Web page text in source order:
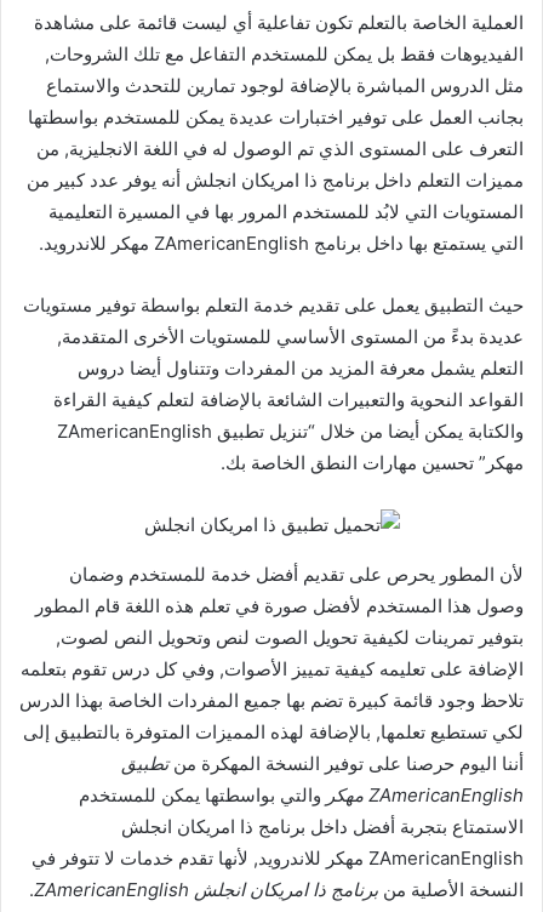
العملية الخاصة بالتعلم تكون تفاعلية أي ليست قائمة على مشاهدة
الفيديوهات فقط بل يمكن للمستخدم التفاعل مع تلك الشروحات,
مثل الدروس المباشرة بالإضافة لوجود تمارين للتحدث والاستماع
بجانب العمل على توفير اختبارات عديدة يمكن للمستخدم بواسطتها
التعرف على المستوى الذي تم الوصول له في اللغة الانجليزية, من
مميزات التعلم داخل برنامج ذا امريكان انجلش أنه يوفر عدد كبير من
المستويات التي لابُد للمستخدم المرور بها في المسيرة التعليمية
التي يستمتع بها داخل برنامج ZAmericanEnglish مهكر للاندرويد.
حيث التطبيق يعمل على تقديم خدمة التعلم بواسطة توفير مستويات
عديدة بدءً من المستوى الأساسي للمستويات الأخرى المتقدمة,
التعلم يشمل معرفة المزيد من المفردات وتتناول أيضا دروس
القواعد النحوية والتعبيرات الشائعة بالإضافة لتعلم كيفية القراءة
والكتابة يمكن أيضا من خلال “تنزيل تطبيق ZAmericanEnglish
مهكر” تحسين مهارات النطق الخاصة بك.
لأن المطور يحرص على تقديم أفضل خدمة للمستخدم وضمان
وصول هذا المستخدم لأفضل صورة في تعلم هذه اللغة قام المطور
بتوفير تمرينات لكيفية تحويل الصوت لنص وتحويل النص لصوت,
الإضافة على تعليمه كيفية تمييز الأصوات, وفي كل درس تقوم بتعلمه
تلاحظ وجود قائمة كبيرة تضم بها جميع المفردات الخاصة بهذا الدرس
لكي تستطيع تعلمها, بالإضافة لهذه المميزات المتوفرة بالتطبيق إلى
أننا اليوم حرصنا على توفير النسخة المهكرة منتطبيق
ZAmericanEnglish مهكر
والتي بواسطتها يمكن للمستخدم
الاستمتاع بتجربة أفضل داخل برنامج ذا امريكان انجلش
ZAmericanEnglish مهكر للاندرويد, لأنها تقدم خدمات لا تتوفر في
النسخة الأصلية من برنامج ذا امريكان انجلش ZAmericanEnglish .